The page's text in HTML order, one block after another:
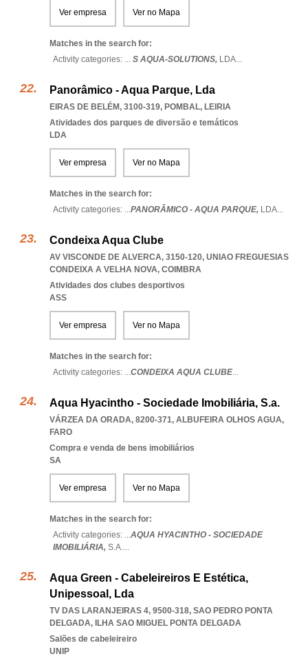
Ver empresa Ver no Mapa
Matches in the search for:
Activity categories: ... S AQUA-SOLUTIONS, LDA...
Panorâmico - Aqua Parque, Lda
EIRAS DE BELÉM, 3100-319, POMBAL, LEIRIA
Atividades dos parques de diversão e temáticos
LDA
Ver empresa Ver no Mapa
Matches in the search for:
Activity categories: ...PANORÂMICO - AQUA PARQUE, LDA...
Condeixa Aqua Clube
AV VISCONDE DE ALVERCA, 3150-120, UNIAO FREGUESIAS
CONDEIXA A VELHA NOVA, COIMBRA
Atividades dos clubes desportivos
ASS
Ver empresa Ver no Mapa
Matches in the search for:
Activity categories: ...CONDEIXA AQUA CLUBE...
Aqua Hyacintho - Sociedade Imobiliária, S.a.
VÁRZEA DA ORADA, 8200-371, ALBUFEIRA OLHOS AGUA,
FARO
Compra e venda de bens imobiliários
SA
Ver empresa Ver no Mapa
Matches in the search for:
Activity categories: ...AQUA HYACINTHO - SOCIEDADE
IMOBILIÁRIA, S.A....
Aqua Green - Cabeleireiros E Estética,
Unipessoal, Lda
TV DAS LARANJEIRAS 4, 9500-318, SAO PEDRO PONTA
DELGADA, ILHA SAO MIGUEL PONTA DELGADA
Salões de cabeleireiro
UNIP